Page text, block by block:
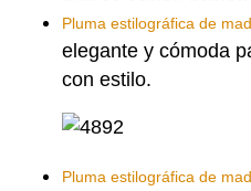
Pluma estilográfica de
elegante y cómoda
con estilo.
Pluma estilográfica de